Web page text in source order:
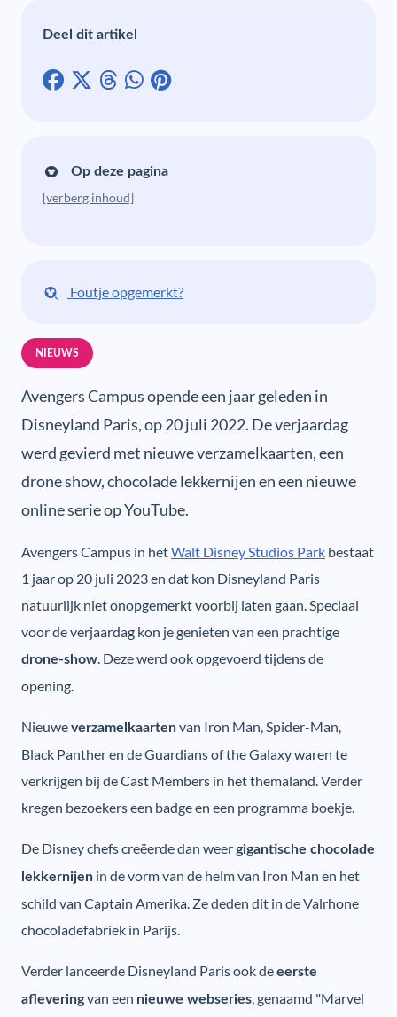
Deel dit artikel
Op deze pagina
[verberg inhoud]
Foutje opgemerkt?
NIEUWS
Avengers Campus opende een jaar geleden in
Disneyland Paris, op 20 juli 2022. De verjaardag
werd gevierd met nieuwe verzamelkaarten, een
drone show, chocolade lekkernijen en een nieuwe
online serie op YouTube.
Avengers Campus in hetWalt Disney Studios Park bestaat
1 jaar op 20 juli 2023 en dat kon Disneyland Paris
natuurlijk niet onopgemerkt voorbij laten gaan. Speciaal
voor de verjaardag kon je genieten van een prachtige
drone-show. Deze werd ook opgevoerd tijdens de
opening.
Nieuweverzamelkaartenvan Iron Man, Spider-Man,
Black Panther en de Guardians of the Galaxy waren te
verkrijgen bij de Cast Members in het themaland. Verder
kregen bezoekers een badge en een programma boekje.
De Disney chefs creëerde dan weergigantische chocolade
lekkernijen in de vorm van de helm van Iron Man en het
schild van Captain Amerika. Ze deden dit in de Valrhone
chocoladefabriek in Parijs.
Verder lanceerde Disneyland Paris ook deeerste
afleveringvan een nieuwe webseries, genaamd "Marvel